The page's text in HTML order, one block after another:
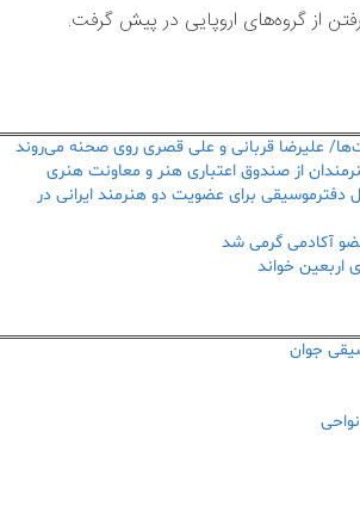
از گروه‌های اروپایی در پیش گرفت.
علیرضا قربانی و علی قصری روی صحنه می‌روند
از صندوق اعتباری هنر و معاونت هنری
دفترموسیقی برای عضویت دو هنرمند ایرانی در
آکادمی گرمی شد
خواند
جوان